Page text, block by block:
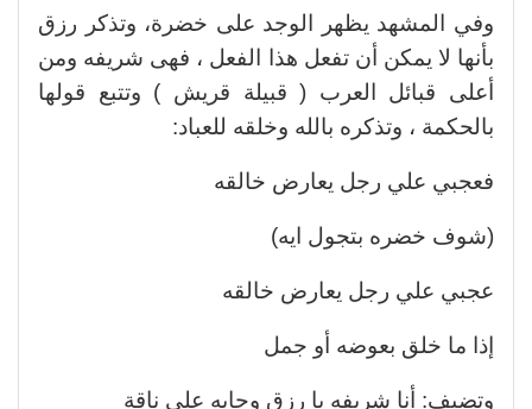
وفي المشهد يظهر الوجد على خضرة، وتذكر رزق
بأنها لا يمكن أن تفعل هذا الفعل ، فهى شريفه ومن
أعلى قبائل العرب ( قبيلة قريش ) وتتبع قولها
بالحكمة ، وتذكره بالله وخلقه للعباد:
فعجبي علي رجل يعارض خالقه
(شوف خضره بتجول ايه)
عجبي علي رجل يعارض خالقه
إذا ما خلق بعوضه أو جمل
وتضيف: أنا شريفه يا رزق وجايه على ناقة